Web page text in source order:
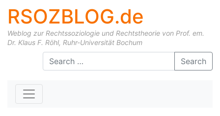
RSOZBLOG.de
Weblog zur Rechtssoziologie und Rechtstheorie von Prof. em.
Dr. Klaus F. Röhl, Ruhr-Universität Bochum
Skip to content Search